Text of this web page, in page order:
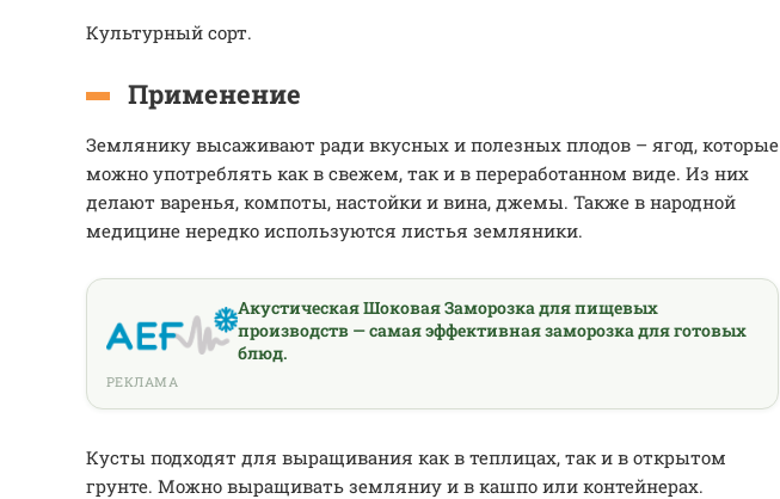
Культурный сорт.
Применение
Землянику высаживают ради вкусных и полезных плодов – ягод, которые
можно употреблять как в свежем, так и в переработанном виде. Из них
делают варенья, компоты, настойки и вина, джемы. Также в народной
медицине нередко используются листья земляники.
Акустическая Шоковая Заморозка для пищевых
производств — самая эффективная заморозка для готовых
блюд.
РЕКЛАМА
Кусты подходят для выращивания как в теплицах, так и в открытом
грунте. Можно выращивать земляниу и в кашпо или контейнерах.